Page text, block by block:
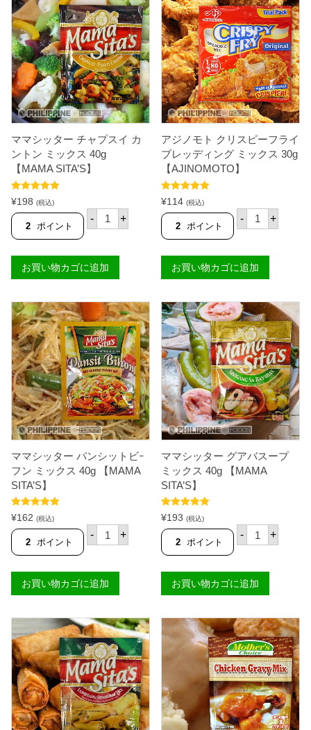
ス
ビ
ー
フ
ン
ス
モ
ー
ル
2
5
0
g
【
A
個
ル
グ
ス
モ
ー
ル
2
5
0
g
【
T
I
F
】
個
ママシッター チャプスイ カ
ントン ミックス 40g
【MAMA SITA’S】
5段階中5.00
の評価
¥198 (税込)
2 ポイント
- マ
マ
タ
ー
チ
プ
ス
イ
カ
ン
ト
ン
ミ
ッ
ク
ス
4
0
【
M
I
A
】
個
+
お買い物カゴに追加
アジノモト クリスピーフライ
ブレッディング ミックス 30g
【AJINOMOTO】
5段階中5.00
の評価
¥114 (税込)
2 ポイント
- ア
ジ
ト
ク
リ
ピ
ー
フ
ラ
イ
ブ
レ
ッ
デ
ィ
ン
グ
ミ
ク
ス
A
I
M
O
】
個
+
お買い物カゴに追加
ママシッター パンシットビｰ
フン ミックス 40g 【MAMA
SITA’S】
5段階中5.00
の評価
¥162 (税込)
2 ポイント
- マ
マ
タ
ー
パ
シ
ッ
ト
ビ
ｰ
フ
ン
ミ
ッ
ク
+
お買い物カゴに追加
ママシッター グアバスープ
ミックス 40g 【MAMA
SITA’S】
5段階中5.00
の評価
¥193 (税込)
2 ポイント
- マ
マ
タ
ー
グ
バ
ス
ー
プ
ミ
ッ
ク
ス
4
0
+
お買い物カゴに追加